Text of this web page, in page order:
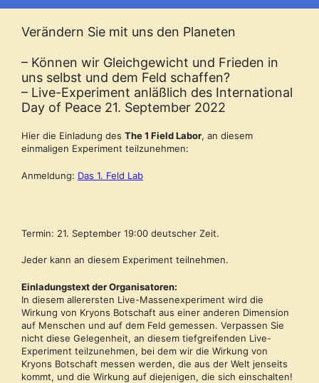
Verändern Sie mit uns den Planeten
– Können wir Gleichgewicht und Frieden in
uns selbst und dem Feld schaffen?
– Live-Experiment anläßlich des International
Day of Peace 21. September 2022
Hier die Einladung des The 1 Field Labor, an diesem
einmaligen Experiment teilzunehmen:
Anmeldung: Das 1. Feld Lab
Termin: 21. September 19:00 deutscher Zeit.
Jeder kann an diesem Experiment teilnehmen.
Einladungstext der Organisatoren:
In diesem allerersten Live-Massenexperiment wird die
Wirkung von Kryons Botschaft aus einer anderen Dimension
auf Menschen und auf dem Feld gemessen. Verpassen Sie
nicht diese Gelegenheit, an diesem tiefgreifenden Live-
Experiment teilzunehmen, bei dem wir die Wirkung von
Kryons Botschaft messen werden, die aus der Welt jenseits
kommt, und die Wirkung auf diejenigen, die sich einschalten!